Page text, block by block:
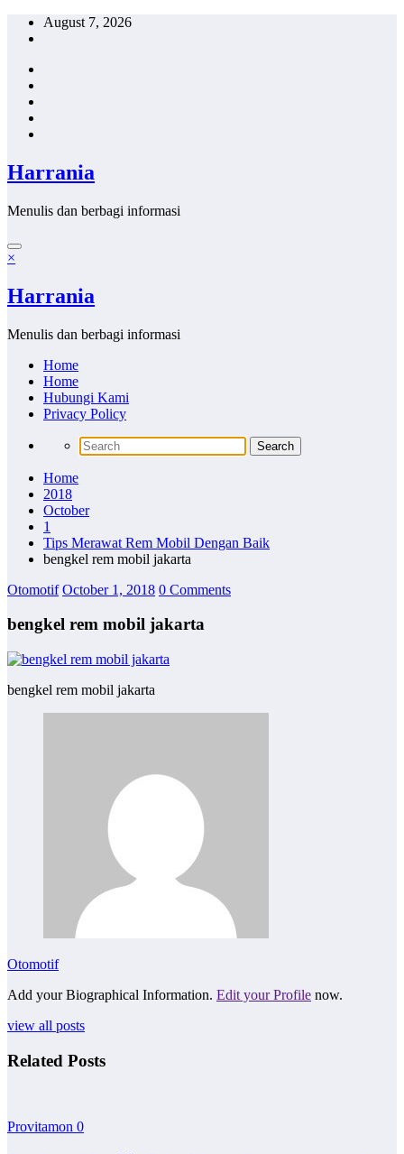
Skip
August 7, 2026
Harrania
Menulis dan berbagi informasi
×
Harrania
Menulis dan berbagi informasi
Home
Home
Hubungi Kami
Privacy Policy
Home
2018
October
1
Tips Merawat Rem Mobil Dengan Baik
bengkel rem mobil jakarta
Otomotif October 1, 2018 0 Comments
bengkel rem mobil jakarta
bengkel rem mobil jakarta
Otomotif
Add your Biographical Information. Edit your Profile now.
view all posts
Related Posts
Provitamon 0